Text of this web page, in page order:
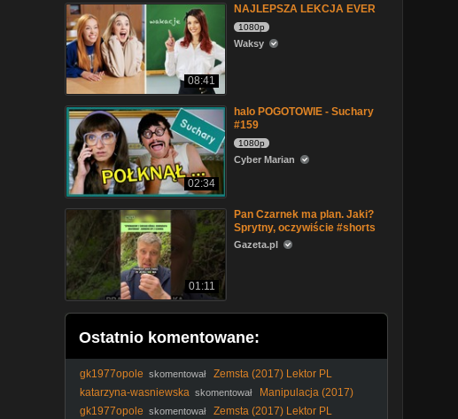
08:41
NAJLEPSZA LEKCJA EVER
1080p
Waksy
02:34
halo POGOTOWIE - Suchary
#159
1080p
Cyber Marian
01:11
Pan Czarnek ma plan. Jaki?
Sprytny, oczywiście #shorts
Gazeta.pl
Ostatnio komentowane:
gk1977opole skomentował
Zemsta (2017) Lektor PL
katarzyna-wasniewska skomentował
Manipulacja (2017)
Lektor PL
gk1977opole skomentował
Zemsta (2017) Lektor PL